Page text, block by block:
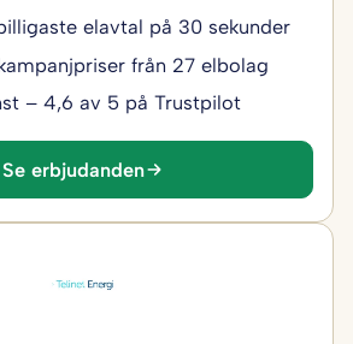
elavtal på 30 sekunder
från 27 elbolag
– 4,6 av 5 på Trustpilot
Se erbjudanden